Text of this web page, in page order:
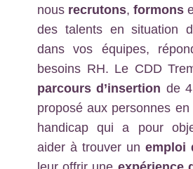
nous recrutons, formons
des talents en situation
dans vos équipes,
besoins RH. Le CDD
parcours d’insertion de
proposé aux personnes
handicap qui a pour
aider à trouver un emploi